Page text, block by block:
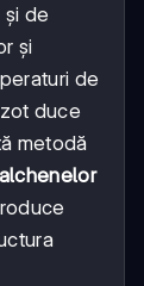
și de
și
de
duce
metodă